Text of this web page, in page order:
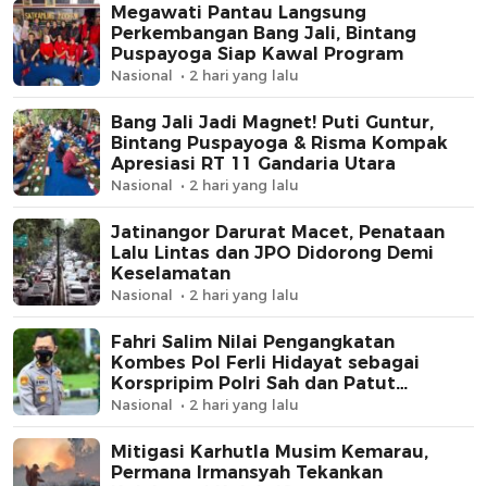
Megawati Pantau Langsung
Perkembangan Bang Jali, Bintang
Puspayoga Siap Kawal Program
Nasional 2 hari yang lalu
Bang Jali Jadi Magnet! Puti Guntur,
Bintang Puspayoga & Risma Kompak
Apresiasi RT 11 Gandaria Utara
Nasional 2 hari yang lalu
Jatinangor Darurat Macet, Penataan
Lalu Lintas dan JPO Didorong Demi
Keselamatan
Nasional 2 hari yang lalu
Fahri Salim Nilai Pengangkatan
Kombes Pol Ferli Hidayat sebagai
Korspripim Polri Sah dan Patut
Dihormati
Nasional 2 hari yang lalu
Mitigasi Karhutla Musim Kemarau,
Permana Irmansyah Tekankan